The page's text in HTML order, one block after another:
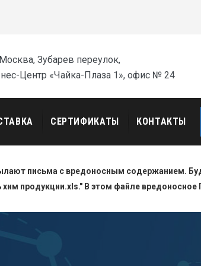
Зубарев переулок,
Центр «Чайка-Плаза 1», офис № 24
СЕРТИФИКАТЫ КОНТАКТЫ
письма с вредоносным содержанием.
продукции.xls." В этом файле вредоносное